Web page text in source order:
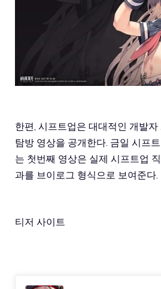
한편, 시프트업은 대대적인 개발
탐방 영상을 공개한다. 금일 시프
는 첫번째 영상은 실제 시프트업
과를 브이로그 형식으로 보여준다.
티저 사이트